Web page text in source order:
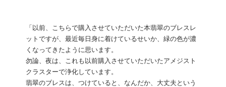
「以前、こちらで購入させていただいた本翡翠のブレスレ
ットですが、最近毎日身に着けているせいか、緑の色が濃
くなってきたように思います。
勿論、夜は、これも以前購入させていただいたアメジスト
クラスターで浄化しています。
翡翠のブレスは、つけていると、なんだか、大丈夫という